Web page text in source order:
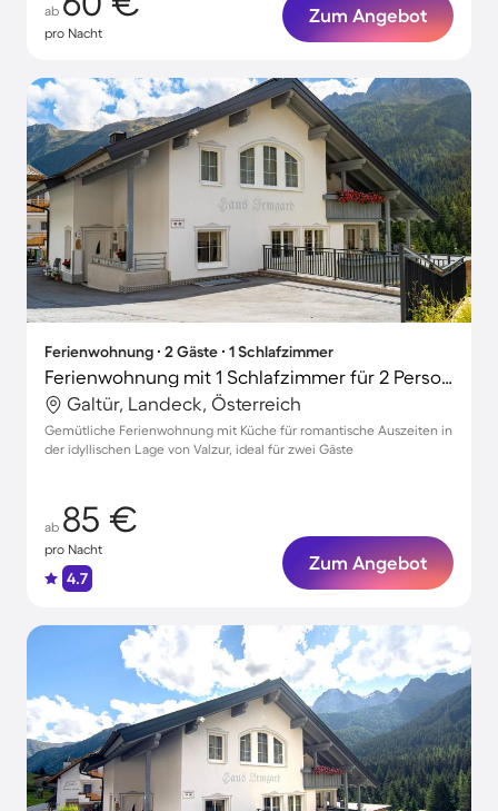
ab
pro Nacht
Zum Angebot
Ferienwohnung ∙ 2 Gäste ∙ 1 Schlafzimmer
Ferienwohnung mit 1 Schlafzimmer für 2 Personen
Galtür, Landeck, Österreich
Gemütliche Ferienwohnung mit Küche für romantische Auszeiten in
der idyllischen Lage von Valzur, ideal für zwei Gäste
ab 85 €
pro Nacht
4.7
Zum Angebot